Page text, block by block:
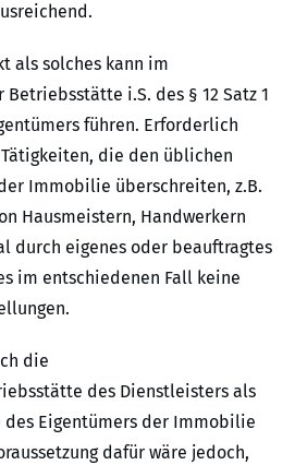
als solches kann im
i.S. des § 12 Satz 1
führen. Erforderlich
die den üblichen
Immobilie überschreiten, z.B.
Hausmeistern, Handwerkern
durch eigenes oder beauftragtes
im entschiedenen Fall keine
die
des Dienstleisters als
Eigentümers der Immobilie
dafür wäre jedoch,